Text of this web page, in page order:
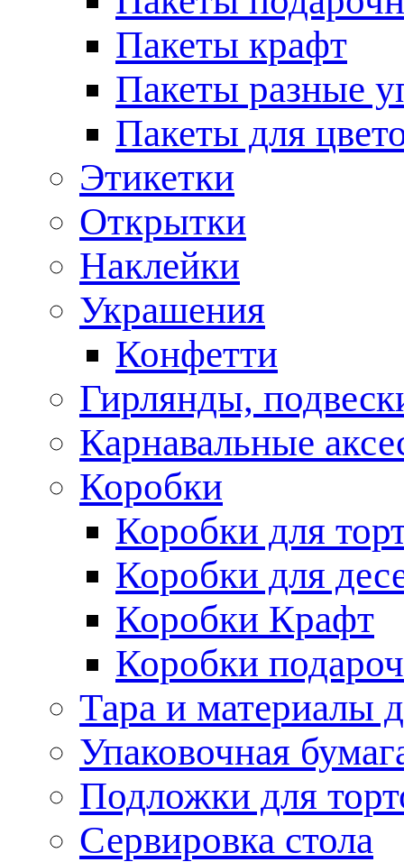
Пакеты крафт
Пакеты разные
Пакеты для
Этикетки
Открытки
Наклейки
Украшения
Конфетти
Гирлянды,
Карнавальные
Коробки
Коробки для
Коробки для
Коробки Крафт
Коробки
Тара и материалы
Упаковочная
Подложки для
Сервировка стола